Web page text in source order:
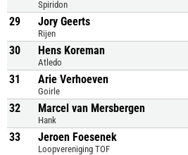
Spiridon
29 Jory Geerts
Rijen
30 Hens Koreman
Atledo
31 Arie Verhoeven
Goirle
32 Marcel van Mersbergen
Hank
33 Jeroen Foesenek
Loopvereniging TOF